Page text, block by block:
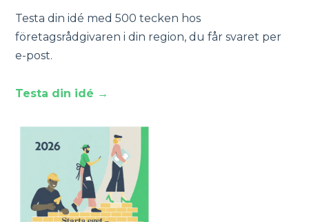
Testa din idé med 500 tecken hos
företagsrådgivaren i din region, du får svaret per
e-post.
Testa din idé →